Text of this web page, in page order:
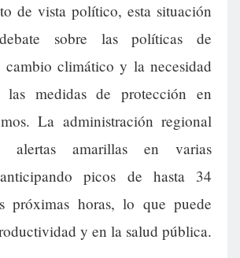
de vista político, esta situación
sobre las políticas de
cambio climático y la necesidad
las medidas de protección en
La administración regional
alertas amarillas en varias
picos de hasta 34
próximas horas, lo que puede
y en la salud pública.